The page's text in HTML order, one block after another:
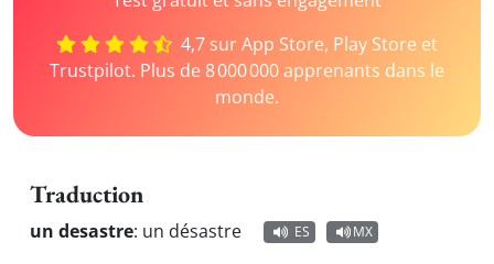
4,7 sur App Store, Play Store et
Trustpilot. Plus de 8 000 000 apprenants dans le
monde.
Traduction
un desastre: un désastre ES MX